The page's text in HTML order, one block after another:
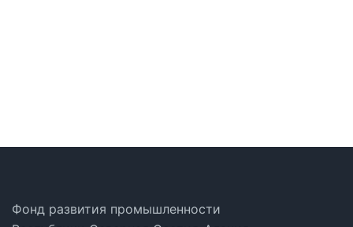
Фонд развития промышленности